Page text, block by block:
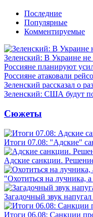
Последние
Популярные
Комментируемые
Зеленский: В Украине не
Россияне планируют
Россияне атаковали
Зеленский рассказал о
Зеленский: США будут
Сюжеты
Итоги 07.08: "Адские"
Адские санкции.
"Охотиться на лучника,
Загадочный звук
Итоги 06.08: Санкции